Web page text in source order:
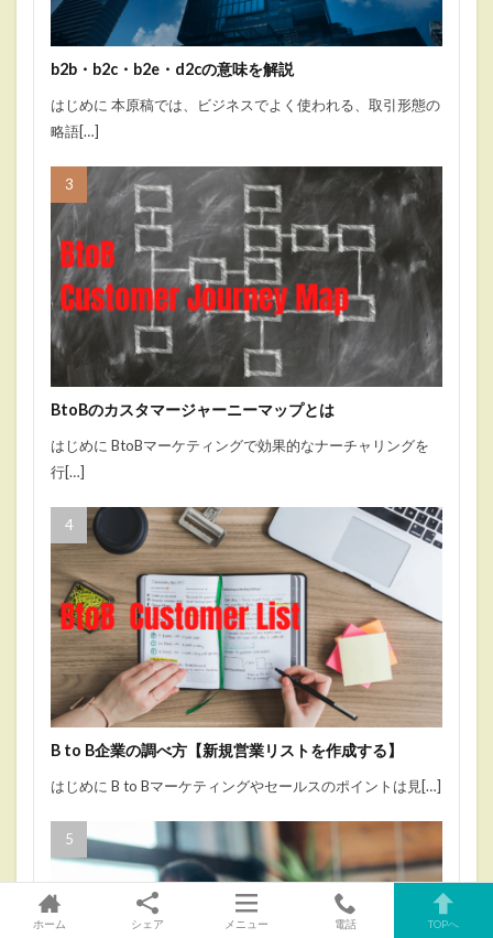
b2b・b2c・b2e・d2cの意味を解説
はじめに 本原稿では、ビジネスでよく使われる、取引形態の
略語[…]
BtoBのカスタマージャーニーマップとは
はじめに BtoBマーケティングで効果的なナーチャリングを
行[…]
B to B企業の調べ方【新規営業リストを作成する】
はじめに B to Bマーケティングやセールスのポイントは見[…]
ホーム シェア メニュー 電話 TOPへ